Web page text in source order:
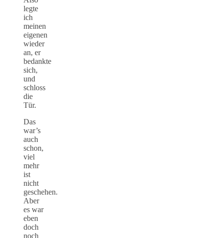
legte
ich
meinen
eigenen
wieder
an, er
bedankte
sich,
und
schloss
die
Tür.
Das
war’s
auch
schon,
viel
mehr
ist
nicht
geschehen.
Aber
es war
eben
doch
noch